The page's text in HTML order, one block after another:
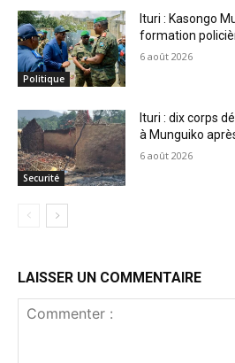
Politique
Ituri : Kasongo
formation
6 août 2026
Securité
Ituri : dix corps
à Munguiko
6 août 2026
LAISSER UN COMMENTAIRE